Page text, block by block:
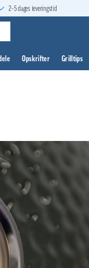
2–5 dages leveringstid
Opskrifter Grilltips